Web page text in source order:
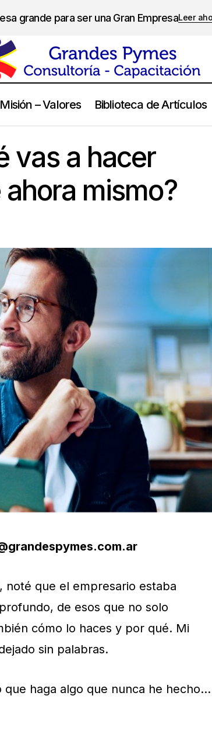
grande para ser una Gran EmpresaLeer
– Valores Biblioteca de Artículos
entonces… qué vas a hacer distinto a partir de ahora
vas a hacer
mismo?
noté que el empresario estaba
de esos que no solo
cómo lo haces y por qué. Mi
sin palabras.
haga algo que nunca he hecho…